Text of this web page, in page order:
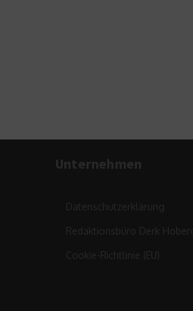
Unternehmen
Datenschutzerklärung
Redaktionsbüro Derk
Cookie-Richtlinie (EU)